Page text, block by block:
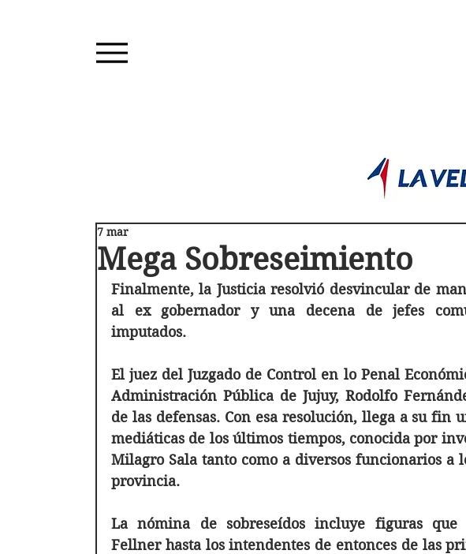
Mega Sobreseimiento
7 mar
Finalmente, la Justicia resolvió desvincular de
al ex gobernador y una decena de jefes
imputados.
El juez del Juzgado de Control en lo Penal
Administración Pública de Jujuy, Rodolfo
de las defensas. Con esa resolución, llega a su fin
mediáticas de los últimos tiempos, conocida por
Milagro Sala tanto como a diversos funcionarios a
provincia.
La nómina de sobreseídos incluye figuras que
Fellner hasta los intendentes de entonces de las